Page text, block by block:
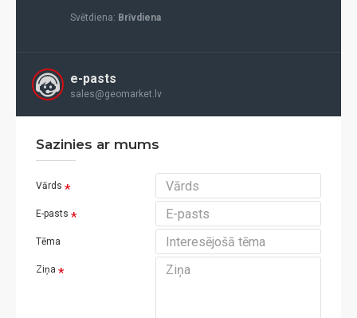
Svētdiena: Brīvdiena
e-pasts
sales@geomarket.lv
Sazinies ar mums
Vārds
E-pasts
Tēma
Ziņa